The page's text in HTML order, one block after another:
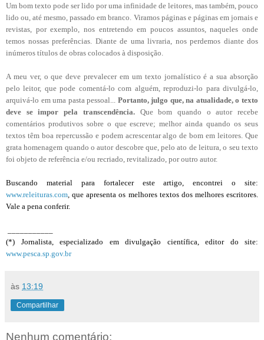
Um bom texto pode ser lido por uma infinidade de leitores, mas também, pouco
lido ou, até mesmo, passado em branco. Viramos páginas e páginas em jornais e
revistas, por exemplo, nos entretendo em poucos assuntos, naqueles onde
temos nossas preferências. Diante de uma livraria, nos perdemos diante dos
inúmeros títulos de obras colocados à disposição.
A meu ver, o que deve prevalecer em um texto jornalístico é a sua absorção
pelo leitor, que pode comentá-lo com alguém, reproduzi-lo para divulgá-lo,
arquivá-lo em uma pasta pessoal... Portanto, julgo que, na atualidade, o texto
deve se impor pela transcendência.Que bom quando o autor recebe
comentários produtivos sobre o que escreve; melhor ainda quando os seus
textos têm boa repercussão e podem acrescentar algo de bom em leitores. Que
grata homenagem quando o autor descobre que, pelo ato de leitura, o seu texto
foi objeto de referência e/ou recriado, revitalizado, por outro autor.
Buscando material para fortalecer este artigo, encontrei o site:
www.releituras.com , que apresenta os melhores textos dos melhores escritores.
Vale a pena conferir.
(*) Jornalista, especializado em divulgação científica, editor do site:
www.pesca.sp.gov.br
às 13:19
Compartilhar
Nenhum comentário: